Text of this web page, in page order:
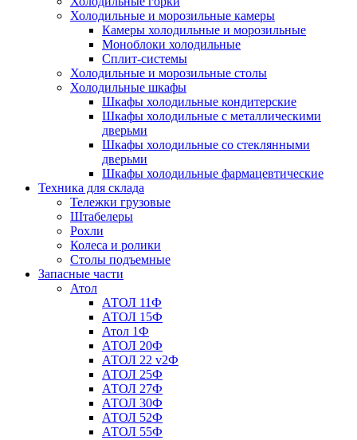
Холодильные и морозильные камеры
Камеры холодильные и морозильные
Моноблоки холодильные
Сплит-системы
Холодильные и морозильные столы
Холодильные шкафы
Шкафы холодильные кондитерские
Шкафы холодильные с металлическими
дверьми
Шкафы холодильные со стеклянными
дверьми
Шкафы холодильные фармацевтические
Техника для склада
Тележки грузовые
Штабелеры
Рохли
Колеса и ролики
Столы подъемные
Запасные части
Атол
АТОЛ 11Ф
АТОЛ 15Ф
Атол 1Ф
АТОЛ 20Ф
АТОЛ 22 v2Ф
АТОЛ 25Ф
АТОЛ 27Ф
АТОЛ 30Ф
АТОЛ 52Ф
АТОЛ 55Ф